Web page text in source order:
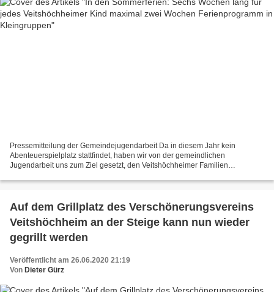
Pressemitteilung der Gemeindejugendarbeit Da in diesem Jahr kein
Abenteuerspielplatz stattfindet, haben wir von der gemeindlichen
Jugendarbeit uns zum Ziel gesetzt, den Veitshöchheimer Familien
Auf dem Grillplatz des Verschönerungsvereins
Veitshöchheim an der Steige kann nun wieder
gegrillt werden
Veröffentlicht am 26.06.2020 21:19
Von Dieter Gürz